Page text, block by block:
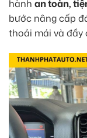
hành an toàn,
bước nâng cấp
thoải mái và đầy